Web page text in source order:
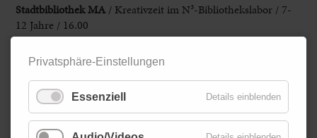
Stadtbibliothek MA / Kreativzeit imN³-Bibliothekslabor / 7-
12 Jahre / 16.00
Ratlosigkeit / 18.00
vhs LU/ Heizen mit Wärmepumpe,
Haus? / 18.00
Zurück
Privatsphäre-Einstellungen
Essenziell Details einblenden